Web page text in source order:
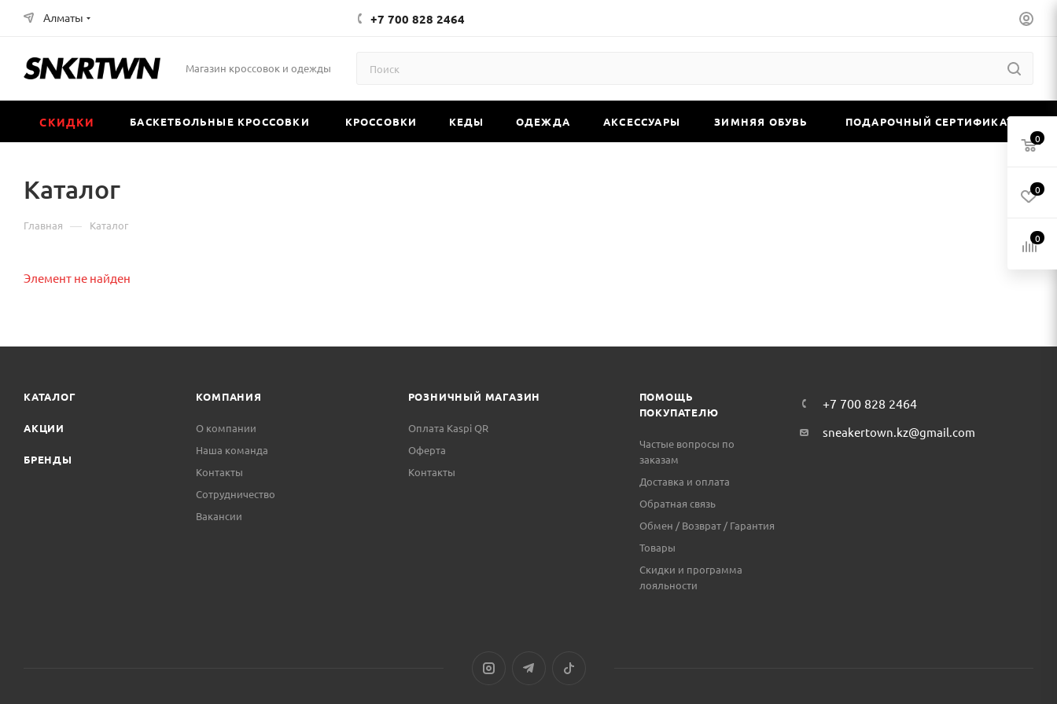
Алматы +7 700 828 2464
Магазин кроссовок и одежды
СКИДКИ БАСКЕТБОЛЬНЫЕ КРОССОВКИ КРОССОВКИ КЕДЫ ОДЕЖДА АКСЕССУАРЫ ЗИМНЯЯ ОБУВЬ ПОДАРОЧНЫЙ СЕРТИФИКАТ
Каталог
Главная — Каталог
Элемент не найден
КАТАЛОГ
АКЦИИ
БРЕНДЫ
КОМПАНИЯ
О компании
Наша команда
Контакты
Сотрудничество
Вакансии
РОЗНИЧНЫЙ МАГАЗИН
Оплата Kaspi QR
Оферта
Контакты
ПОМОЩЬ
ПОКУПАТЕЛЮ
Частые вопросы по
заказам
Доставка и оплата
Обратная связь
Обмен / Возврат / Гарантия
Товары
Скидки и программа
лояльности
+7 700 828 2464
sneakertown.kz@gmail.com
0
0
0